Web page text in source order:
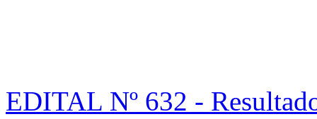
EDITAL Nº 632 -